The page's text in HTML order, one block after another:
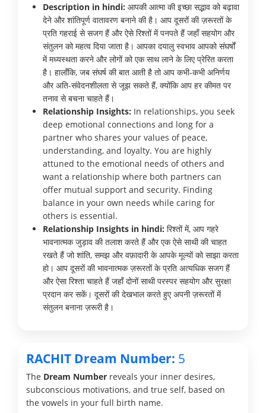
Description in hindi: आपकी आत्मा की इच्छा सद्भाव को बढ़ावा
देने और शांतिपूर्ण वातावरण बनाने की है। आप दूसरों की ज़रूरतों के
प्रति गहराई से सजग हैं और ऐसे रिश्तों में पनपते हैं जहाँ सहयोग और
संतुलन को महत्व दिया जाता है। आपका दयालु स्वभाव आपको संघर्षों
में मध्यस्थता करने और लोगों को एक साथ लाने के लिए प्रेरित करता
है। हालाँकि, जब संघर्ष की बात आती है तो आप कभी-कभी अनिर्णय
और अति-संवेदनशीलता से जूझ सकते हैं, क्योंकि आप हर कीमत पर
तनाव से बचना चाहते हैं।
Relationship Insights: In relationships, you seek
deep emotional connections and long for a
partner who shares your values of peace,
understanding, and loyalty. You are highly
attuned to the emotional needs of others and
want a relationship where both partners can
offer mutual support and security. Finding
balance in your own needs while caring for
others is essential.
Relationship Insights in hindi: रिश्तों में, आप गहरे
भावनात्मक जुड़ाव की तलाश करते हैं और एक ऐसे साथी की चाहत
रखते हैं जो शांति, समझ और वफ़ादारी के आपके मूल्यों को साझा करता
हो। आप दूसरों की भावनात्मक ज़रूरतों के प्रति अत्यधिक सजग हैं
और ऐसा रिश्ता चाहते हैं जहाँ दोनों साथी परस्पर सहयोग और सुरक्षा
प्रदान कर सकें। दूसरों की देखभाल करते हुए अपनी ज़रूरतों में
संतुलन बनाना ज़रूरी है।
RACHIT Dream Number: 5
The Dream Number reveals your inner desires,
subconscious motivations, and true self, based on
the vowels in your full birth name.